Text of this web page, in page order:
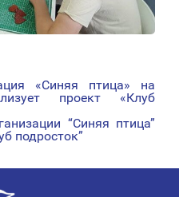
«Синяя птица» на
проект «Клуб
“Синяя птица”
подросток”